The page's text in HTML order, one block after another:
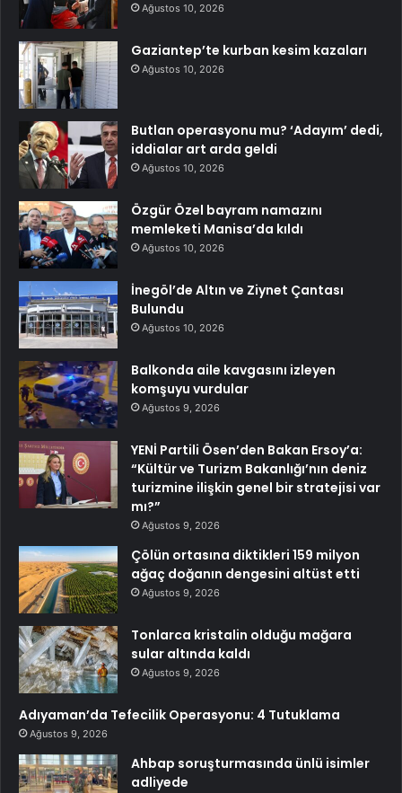
Ağustos 10, 2026
Gaziantep’te kurban kesim kazaları
Ağustos 10, 2026
Butlan operasyonu mu? ‘Adayım’ dedi,
iddialar art arda geldi
Ağustos 10, 2026
Özgür Özel bayram namazını
memleketi Manisa’da kıldı
Ağustos 10, 2026
İnegöl’de Altın ve Ziynet Çantası
Bulundu
Ağustos 10, 2026
Balkonda aile kavgasını izleyen
komşuyu vurdular
Ağustos 9, 2026
YENİ Partili Ösen’den Bakan Ersoy’a:
“Kültür ve Turizm Bakanlığı’nın deniz
turizmine ilişkin genel bir stratejisi var
mı?”
Ağustos 9, 2026
Çölün ortasına diktikleri 159 milyon
ağaç doğanın dengesini altüst etti
Ağustos 9, 2026
Tonlarca kristalin olduğu mağara
sular altında kaldı
Ağustos 9, 2026
Adıyaman’da Tefecilik Operasyonu: 4 Tutuklama
Ağustos 9, 2026
Ahbap soruşturmasında ünlü isimler
adliyede